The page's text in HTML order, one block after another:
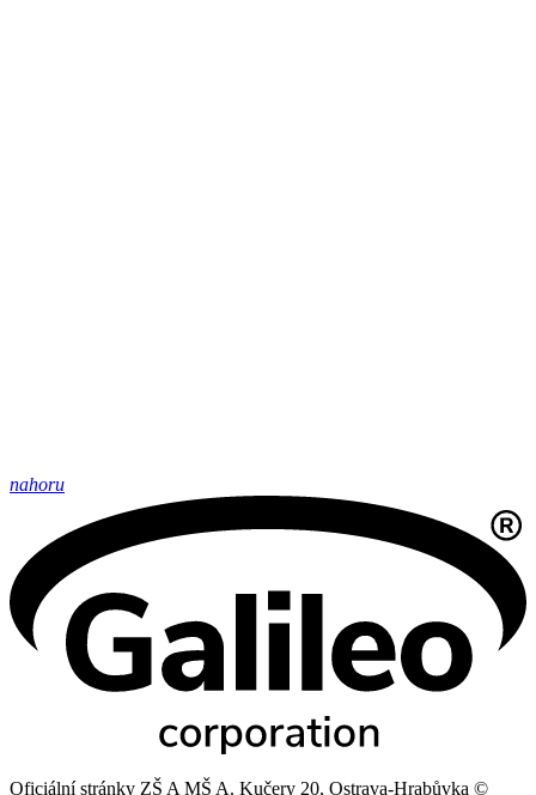
nahoru
Oficiální stránky ZŠ A MŠ A. Kučery 20, Ostrava-Hrabůvka ©